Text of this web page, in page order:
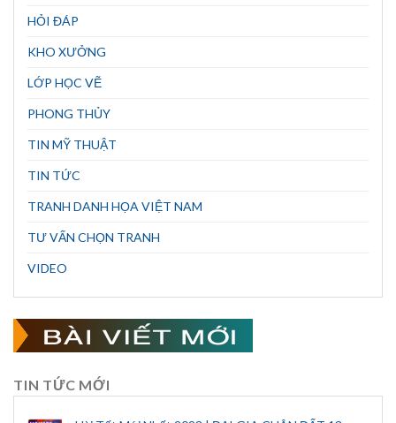
HỎI ĐÁP
KHO XƯỞNG
LỚP HỌC VẼ
PHONG THỦY
TIN MỸ THUẬT
TIN TỨC
TRANH DANH HỌA VIỆT NAM
TƯ VẤN CHỌN TRANH
VIDEO
TIN TỨC MỚI